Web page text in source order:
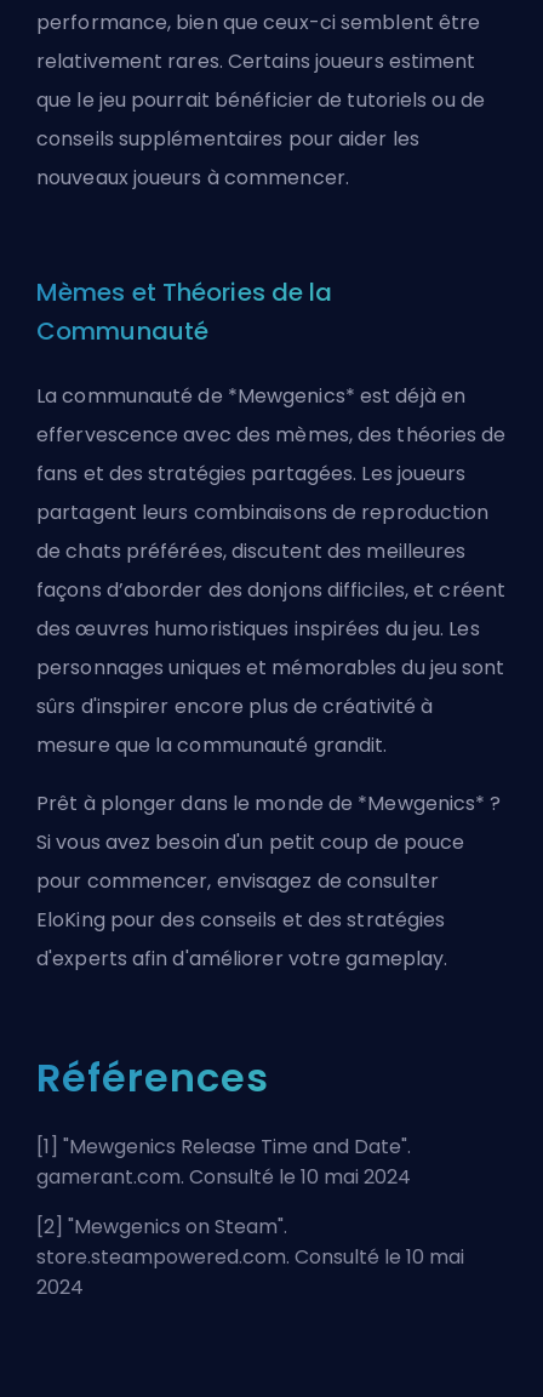
performance, bien que ceux-ci semblent être
relativement rares. Certains joueurs estiment
que le jeu pourrait bénéficier de tutoriels ou de
conseils supplémentaires pour aider les
nouveaux joueurs à commencer.
Mèmes et Théories de la
Communauté
La communauté de *Mewgenics* est déjà en
effervescence avec des mèmes, des théories de
fans et des stratégies partagées. Les joueurs
partagent leurs combinaisons de reproduction
de chats préférées, discutent des meilleures
façons d’aborder des donjons difficiles, et créent
des œuvres humoristiques inspirées du jeu. Les
personnages uniques et mémorables du jeu sont
sûrs d'inspirer encore plus de créativité à
mesure que la communauté grandit.
Prêt à plonger dans le monde de *Mewgenics* ?
Si vous avez besoin d'un petit coup de pouce
pour commencer, envisagez de consulter
EloKing pour des conseils et des stratégies
d'experts afin d'améliorer votre gameplay.
Références
[1] "Mewgenics Release Time and Date".
gamerant.com. Consulté le 10 mai 2024
[2] "Mewgenics on Steam".
store.steampowered.com. Consulté le 10 mai
2024